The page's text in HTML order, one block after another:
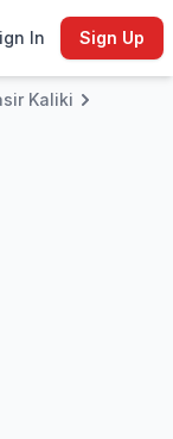
In Sign Up
Kaliki